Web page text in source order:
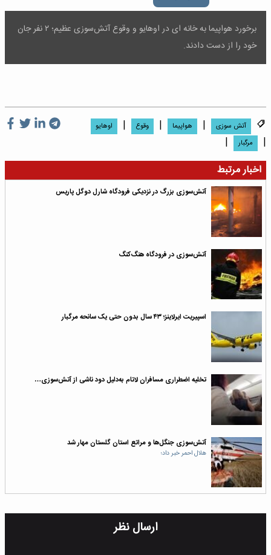
برخورد هواپیما به خانه ای در اوهایو و وقوع آتش‌سوزی عظیم؛ ۲ نفر جان
خود را از دست دادند.
آتش سوزی | هواپیما | وقوع | اوهایو
| مرگبار
|
اخبار مرتبط
آتش‌سوزی بزرگ در نزدیکی فرودگاه شارل دوگل پاریس
آتش‌سوزی در فرودگاه هنگ‌کنگ
اسپیریت ایرلاینز؛ ۴۳ سال بدون حتی یک سانحه مرگبار
تخلیه اضطراری مسافران لاتام به‌دلیل دود ناشی از آتش‌سوزی…
آتش‌سوزی جنگل‌ها و مراتع استان گلستان مهار شد
هلال احمر خبر داد؛
ارسال نظر